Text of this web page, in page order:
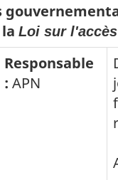
Loi sur
Responsable
: APN